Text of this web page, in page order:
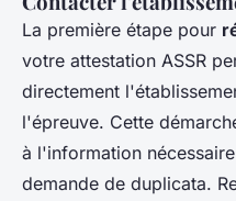
La première étape pour
votre attestation ASSR
directement
l'épreuve. Cette
à l'information
demande de duplicata.